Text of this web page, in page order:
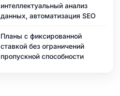
интеллектуальный анализ
данных, автоматизация SEO
Планы с фиксированной
ставкой без ограничений
пропускной способности